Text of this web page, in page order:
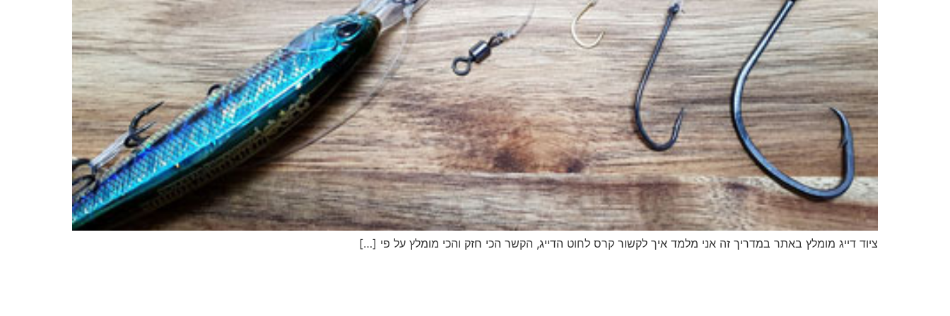
דיג – מאמרים בנושא דיג
החנות שלי – ציוד מומלץ שווה להכנס!
סל קניות
תקנון אתר
ציוד דייג מומלץ באתר במדריך זה אני מלמד איך לקשור קרס לחוט הדייג, הקשר הכי חזק והכי מומלץ על פי […]